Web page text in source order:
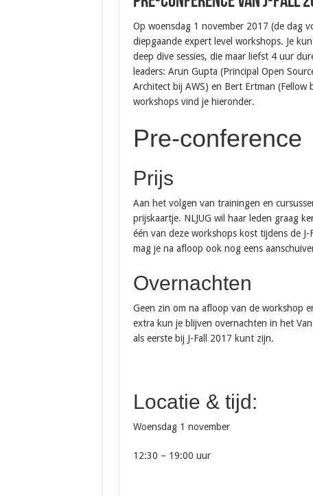
Op woensdag 1 november 2017 (de dag
diepgaande expert level workshops. Je
deep dive sessies, die maar liefst 4 uur
leaders: Arun Gupta (Principal Open
Architect bij AWS) en Bert Ertman
workshops vind je hieronder.
Pre-
Prijs
Aan het volgen van trainingen en
prijskaartje. NLJUG wil haar leden graag
één van deze workshops kost tijdens de
mag je na afloop ook nog eens
Overnachten
Geen zin om na afloop van de workshop
extra kun je blijven overnachten in het
als eerste bij J-Fall 2017 kunt zijn.
Locatie & tijd:
Woensdag 1 november
12:30 – 19:00 uur